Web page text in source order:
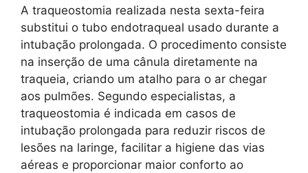
A traqueostomia realizada nesta sexta-feira
substitui o tubo endotraqueal usado durante a
intubação prolongada. O procedimento consiste
na inserção de uma cânula diretamente na
traqueia, criando um atalho para o ar chegar
aos pulmões. Segundo especialistas, a
traqueostomia é indicada em casos de
intubação prolongada para reduzir riscos de
lesões na laringe, facilitar a higiene das vias
aéreas e proporcionar maior conforto ao